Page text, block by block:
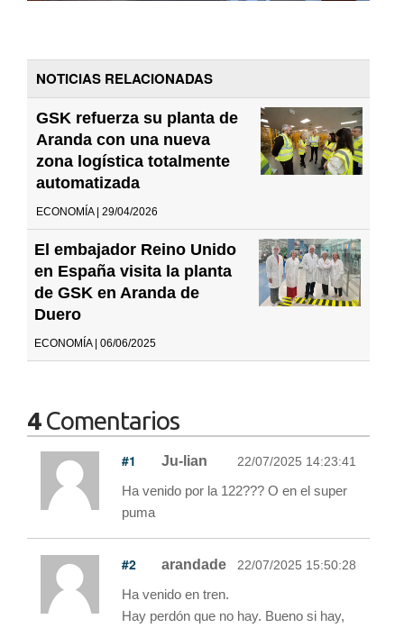
NOTICIAS RELACIONADAS
GSK refuerza su planta de
Aranda con una nueva
zona logística totalmente
automatizada
ECONOMÍA | 29/04/2026
El embajador Reino Unido
en España visita la planta
de GSK en Aranda de
Duero
ECONOMÍA | 06/06/2025
4Comentarios
#1 Ju-lian 22/07/2025 14:23:41
Ha venido por la 122??? O en el super
puma
#2 arandade 22/07/2025 15:50:28
Ha venido en tren.
Hay perdón que no hay. Bueno si hay,